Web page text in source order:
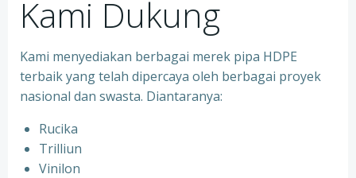
Kami Dukung
Kami menyediakan berbagai merek pipa HDPE
terbaik yang telah dipercaya oleh berbagai proyek
nasional dan swasta. Diantaranya:
Rucika
Trilliun
Vinilon